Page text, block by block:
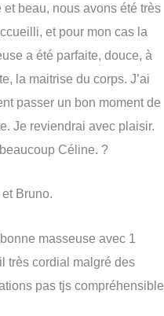
et beau, nous avons été très
et pour mon cas la
a été parfaite, douce, à
la maitrise du corps. J’ai
passer un bon moment de
Je reviendrai avec plaisir.
Céline. ?
Bruno.
masseuse avec 1
très cordial malgré des
pas tjs compréhensible.